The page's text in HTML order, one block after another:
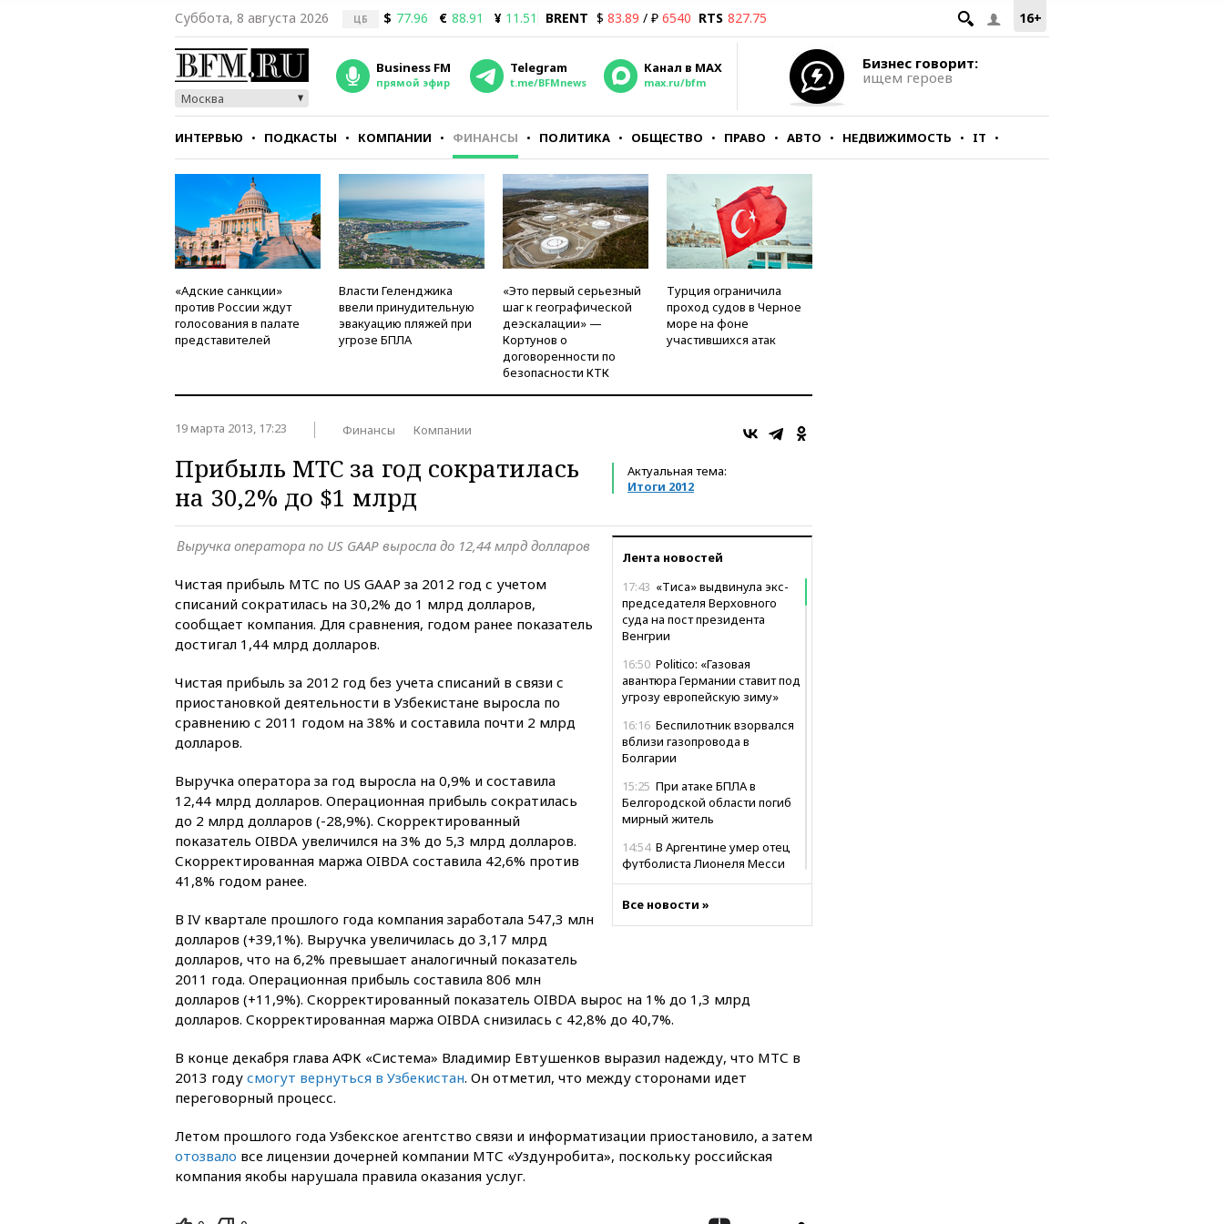
16+
Суббота, 8 августа 2026 ЦБ $ 77.96 € 88.91 ¥ 11.51 BRENT $ 83.89 / ₽ 6540 RTS 827.75
Москва
Business FM
прямой эфир
Telegram
t.me/BFMnews
Канал в MAX
max.ru/bfm
Бизнес говорит:
ищем героев
ИНТЕРВЬЮ ПОДКАСТЫ КОМПАНИИ ФИНАНСЫ ПОЛИТИКА ОБЩЕСТВО ПРАВО АВТО НЕДВИЖИМОСТЬ IT
СТИЛЬ ТЕСТЫ
«Адские санкции»
против России ждут
голосования в палате
представителей
Власти Геленджика
ввели принудительную
эвакуацию пляжей при
угрозе БПЛА
«Это первый серьезный
шаг к географической
деэскалации» —
Кортунов о
договоренности по
безопасности КТК
Турция ограничила
проход судов в Черное
море на фоне
участившихся атак
19 марта 2013, 17:23 Финансы Компании
Актуальная тема:
Итоги 2012
Прибыль МТС за год сократилась
на 30,2% до $1 млрд
Лента новостей
17:43 «Тиса» выдвинула экс-
председателя Верховного
суда на пост президента
Венгрии
16:50 Politico: «Газовая
авантюра Германии ставит под
угрозу европейскую зиму»
16:16 Беспилотник взорвался
вблизи газопровода в
Болгарии
15:25 При атаке БПЛА в
Белгородской области погиб
мирный житель
14:54 В Аргентине умер отец
футболиста Лионеля Месси
судоходство в Черном море
закрыты из-за опасности БПЛА
13:03Испания ввела
итальянских туристов
12:27 Возгорание на Ильском
11:47
Суд оставил под
арестом Rolls-Royce блогера
Все новости »
Выручка оператора по US GAAP выросла до 12,44 млрд долларов
Чистая прибыль МТС по US GAAP за 2012 год с учетом
списаний сократилась на 30,2% до 1 млрд долларов,
сообщает компания. Для сравнения, годом ранее показатель
достигал 1,44 млрд долларов.
Чистая прибыль за 2012 год без учета списаний в связи с
приостановкой деятельности в Узбекистане выросла по
сравнению с 2011 годом на 38% и составила почти 2 млрд
долларов.
Выручка оператора за год выросла на 0,9% и составила
12,44 млрд долларов. Операционная прибыль сократилась
до 2 млрд долларов (-28,9%). Скорректированный
показатель OIBDA увеличился на 3% до 5,3 млрд долларов.
Скорректированная маржа OIBDA составила 42,6% против
41,8% годом ранее.
В IV квартале прошлого года компания заработала 547,3 млн
долларов (+39,1%). Выручка увеличилась до 3,17 млрд
долларов, что на 6,2% превышает аналогичный показатель
2011 года. Операционная прибыль составила 806 млн
долларов (+11,9%). Скорректированный показатель OIBDA вырос на 1% до 1,3 млрд
долларов. Скорректированная маржа OIBDA снизилась с 42,8% до 40,7%.
В конце декабря глава АФК «Система» Владимир Евтушенков выразил надежду, что МТС в
2013 году смогут вернуться в Узбекистан. Он отметил, что между сторонами идет
переговорный процесс.
Летом прошлого года Узбекское агентство связи и информатизации приостановило, а затем
отозвало все лицензии дочерней компании МТС «Уздунробита», поскольку российская
компания якобы нарушала правила оказания услуг.